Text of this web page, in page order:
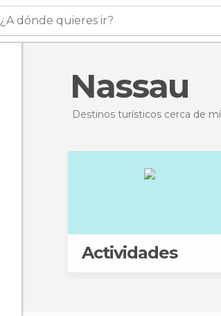
¿A dónde quieres ir?
Nassau
Destinos turísticos cerca de mí
Actividades